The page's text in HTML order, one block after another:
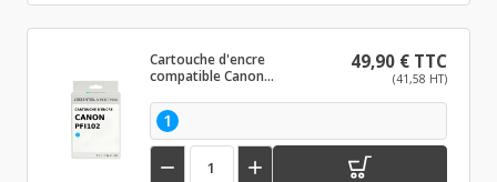
Cartouche d'encre
compatible Canon
49,90 € TTC
(41,58 HT)
1
 